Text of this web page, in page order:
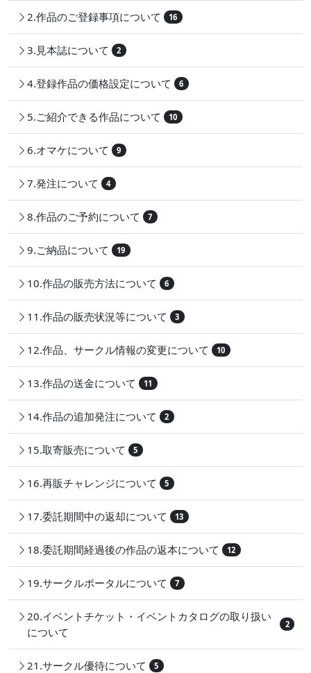
2.作品のご登録事項について 16
3.見本誌について 2
4.登録作品の価格設定について 6
5.ご紹介できる作品について 10
6.オマケについて 9
7.発注について 4
8.作品のご予約について 7
9.ご納品について 19
10.作品の販売方法について 6
11.作品の販売状況等について 3
12.作品、サークル情報の変更について 10
13.作品の送金について 11
14.作品の追加発注について 2
15.取寄販売について 5
16.再販チャレンジについて 5
17.委託期間中の返却について 13
18.委託期間経過後の作品の返本について 12
19.サークルポータルについて 7
20.イベントチケット・イベントカタログの取り扱い
について
2
21.サークル優待について 5